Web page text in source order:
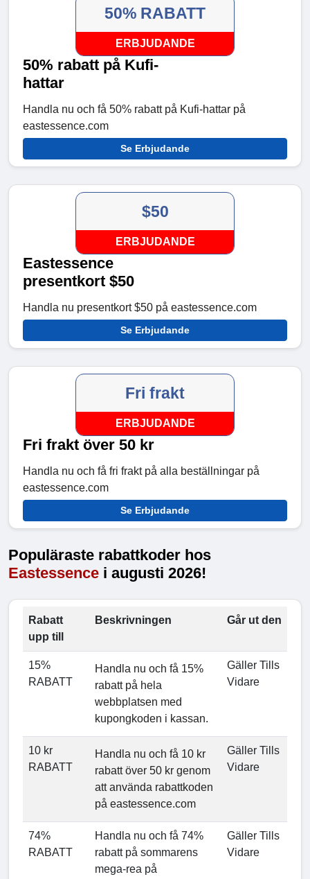
50% RABATT
ERBJUDANDE
50% rabatt på Kufi-
hattar
Handla nu och få 50% rabatt på Kufi-hattar på
eastessence.com
Se Erbjudande
$50
ERBJUDANDE
Eastessence
presentkort $50
Handla nu presentkort $50 på eastessence.com
Se Erbjudande
Fri frakt
ERBJUDANDE
Fri frakt över 50 kr
Handla nu och få fri frakt på alla beställningar på
eastessence.com
Se Erbjudande
Populäraste rabattkoder hos
Eastessence i augusti 2026!
Rabatt
upp till
Beskrivningen Går ut den
15%
RABATT
Handla nu och få 15%
rabatt på hela
webbplatsen med
kupongkoden i kassan.
Gäller Tills
Vidare
10 kr
RABATT
Handla nu och få 10 kr
rabatt över 50 kr genom
att använda rabattkoden
på eastessence.com
Gäller Tills
Vidare
74%
RABATT
Handla nu och få 74%
rabatt på sommarens
mega-rea på
Gäller Tills
Vidare